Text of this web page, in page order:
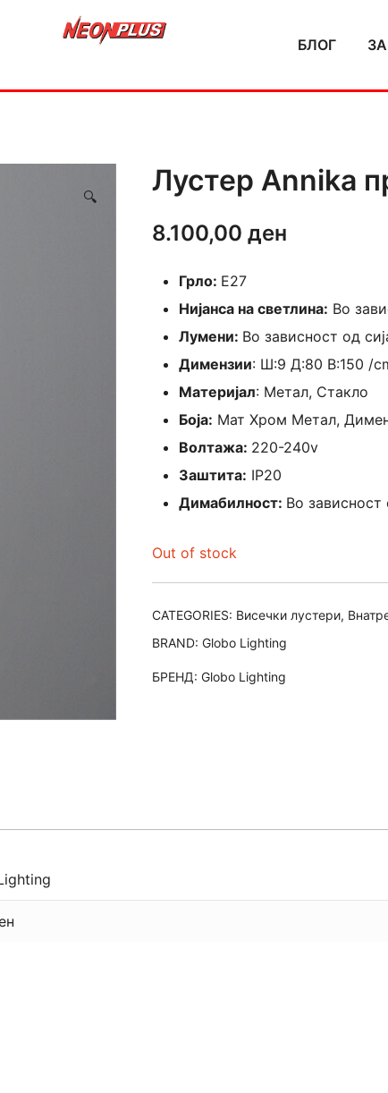
БЛОГ
🔍 Лустер Annika
8.100,00 ден
Грло: E27
Нијанса на светлина: Во
Лумени: Во зависност од
Димензии: Ш:9 Д:80 В:150 /
Материјал: Метал, Стакло
Боја: Мат Хром Метал,
Волтажа: 220-240v
Заштита: IP20
Димабилност: Во зависност
Out of stock
CATEGORIES: Висечки лустери,
BRAND: Globo Lighting
БРЕНД: Globo Lighting